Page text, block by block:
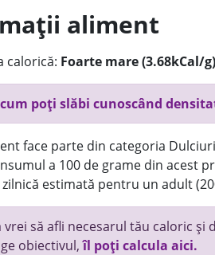
aliment
calorică: Foarte mare (3.68kCal/g)
poți slăbi cunoscând
face parte din categoria
a 100 de grame din acest
estimată pentru un adult
vrei să afli necesarul tău caloric
obiectivul,îl poți calcula aici.